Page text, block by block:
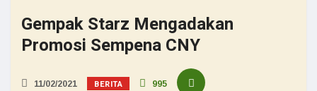
Gempak Starz Mengadakan
Promosi Sempena CNY
11/02/2021 BERITA 995